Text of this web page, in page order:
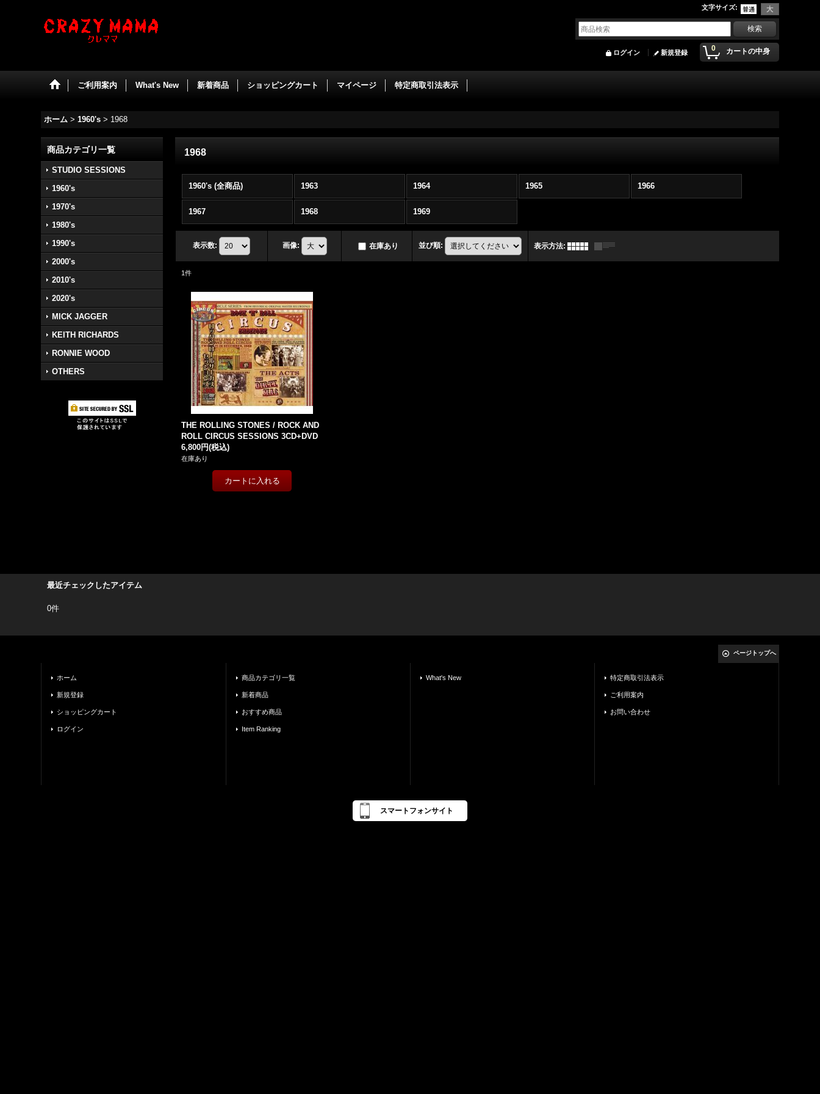
文字サイズ:
0 カートの中身
ログイン 新規登録
ご利用案内 What's New 新着商品 ショッピングカート マイページ 特定商取引法表示
ホーム > 1960's > 1968
商品カテゴリ一覧
STUDIO SESSIONS
1960's
1970's
1980's
1990's
2000's
2010's
2020's
MICK JAGGER
KEITH RICHARDS
RONNIE WOOD
OTHERS
1968
1960's (全商品) 1963 1964 1965 1966
1967 1968 1969
表示数: 画像: 在庫あり 並び順: 表示方法:
1件
THE ROLLING STONES / ROCK AND
ROLL CIRCUS SESSIONS 3CD+DVD
6,800円(税込)
在庫あり
最近チェックしたアイテム
0件
ページトップへ
ホーム
新規登録
ショッピングカート
ログイン
商品カテゴリ一覧
新着商品
おすすめ商品
Item Ranking
What's New 特定商取引法表示
ご利用案内
お問い合わせ
スマートフォンサイト